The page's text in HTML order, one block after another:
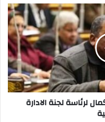
لرئاسة لجنة الادارة